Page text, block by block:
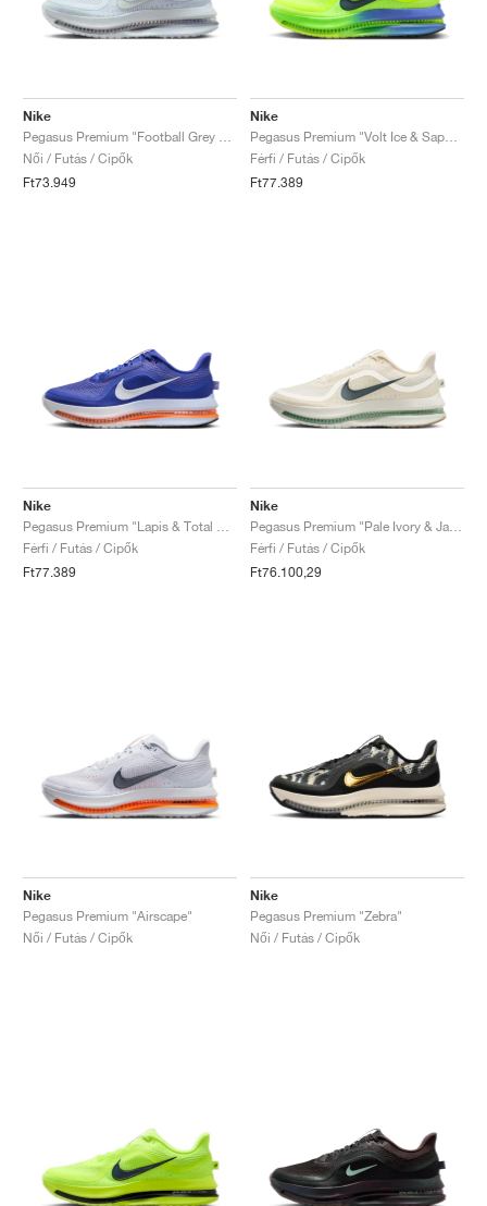
Nike
Női / Futás / Cipők
Ft73.949
Nike
Férfi / Futás / Cipők
Ft77.389
Nike
Férfi / Futás / Cipők
Ft77.389
Nike
Férfi / Futás / Cipők
Ft76.100,29
Nike
Pegasus Premium "Airscape"
Női / Futás / Cipők
Nike
Pegasus Premium "Zebra"
Női / Futás / Cipők